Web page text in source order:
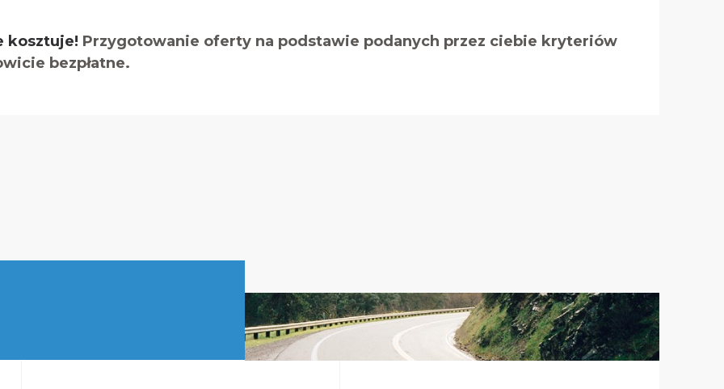
kosztuje! Przygotowanie oferty na podstawie podanych przez ciebie kryteriów
bezpłatne.